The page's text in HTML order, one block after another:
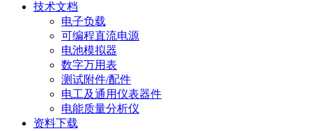
技术文档
电子负载
可编程直流电源
电池模拟器
数字万用表
测试附件/配件
电工及通用仪表器件
电能质量分析仪
资料下载